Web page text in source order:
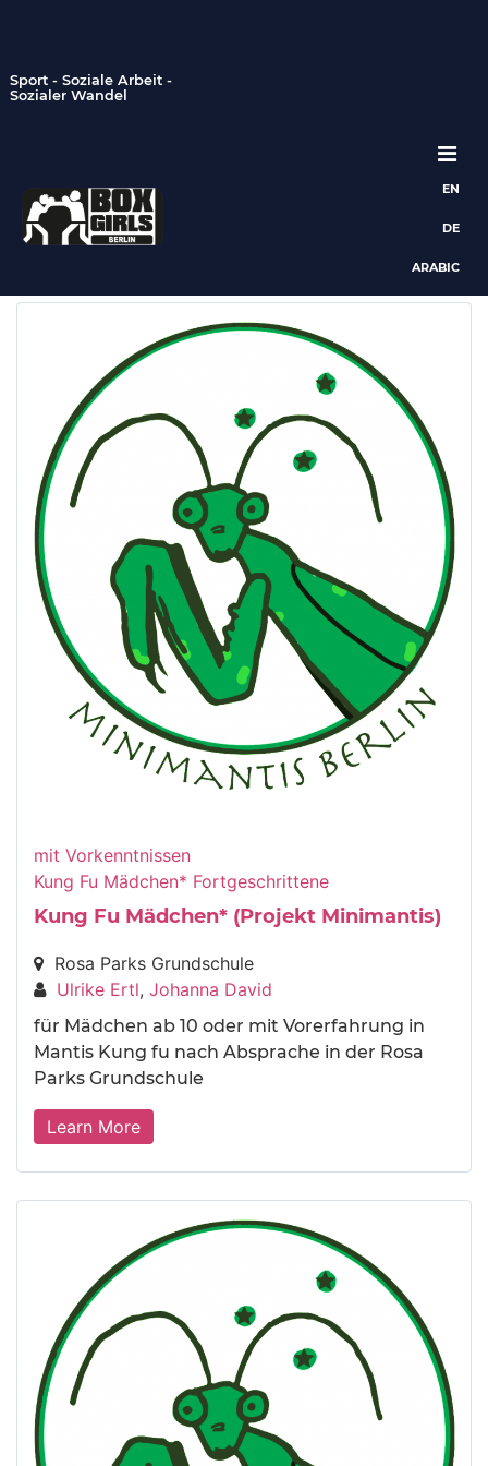
Sport - Soziale Arbeit -
Sozialer Wandel
Hauptnavigation
EN
DE
ARABIC
mit Vorkenntnissen
Kung Fu Mädchen* Fortgeschrittene
Kung Fu Mädchen* (Projekt Minimantis)
Rosa Parks Grundschule
Ulrike Ertl, Johanna David
für Mädchen ab 10 oder mit Vorerfahrung in
Mantis Kung fu nach Absprache in der Rosa
Parks Grundschule
Learn More